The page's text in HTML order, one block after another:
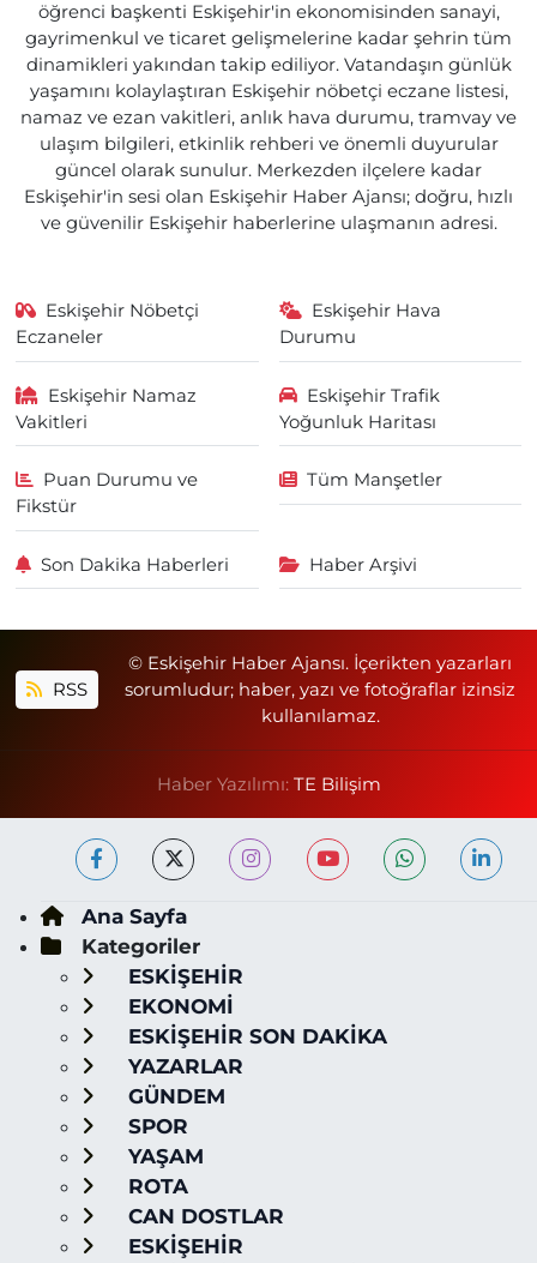
öğrenci başkenti Eskişehir'in ekonomisinden sanayi,
gayrimenkul ve ticaret gelişmelerine kadar şehrin tüm
dinamikleri yakından takip ediliyor. Vatandaşın günlük
yaşamını kolaylaştıran Eskişehir nöbetçi eczane listesi,
namaz ve ezan vakitleri, anlık hava durumu, tramvay ve
ulaşım bilgileri, etkinlik rehberi ve önemli duyurular
güncel olarak sunulur. Merkezden ilçelere kadar
Eskişehir'in sesi olan Eskişehir Haber Ajansı; doğru, hızlı
ve güvenilir Eskişehir haberlerine ulaşmanın adresi.
Eskişehir Nöbetçi
Eczaneler
Eskişehir Hava
Durumu
Eskişehir Namaz
Vakitleri
Eskişehir Trafik
Yoğunluk Haritası
Puan Durumu ve
Fikstür
Tüm Manşetler
Son Dakika Haberleri Haber Arşivi
RSS
© Eskişehir Haber Ajansı. İçerikten yazarları
sorumludur; haber, yazı ve fotoğraflar izinsiz
kullanılamaz.
Haber Yazılımı: TE Bilişim
Ana Sayfa
Kategoriler
ESKİŞEHİR
EKONOMİ
ESKİŞEHİR SON DAKİKA
YAZARLAR
GÜNDEM
SPOR
YAŞAM
ROTA
CAN DOSTLAR
ESKİŞEHİR